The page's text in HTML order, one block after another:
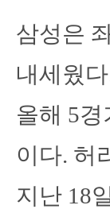
삼성은
내세웠
올해 5
이다. 허
지난 18